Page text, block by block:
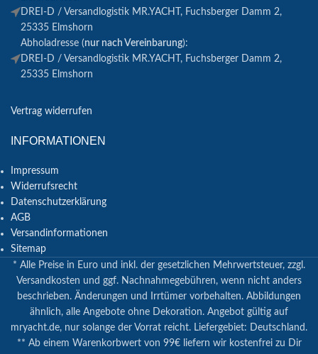
DREI-D / Versandlogistik MR.YACHT, Fuchsberger Damm 2,
25335 Elmshorn
Abholadresse (nur nach Vereinbarung):
DREI-D / Versandlogistik MR.YACHT, Fuchsberger Damm 2,
25335 Elmshorn
Vertrag widerrufen
INFORMATIONEN
Impressum
Widerrufsrecht
Datenschutzerklärung
AGB
Versandinformationen
Sitemap
* Alle Preise in Euro und inkl. der gesetzlichen Mehrwertsteuer, zzgl.
Versandkosten und ggf. Nachnahmegebühren, wenn nicht anders
beschrieben. Änderungen und Irrtümer vorbehalten. Abbildungen
ähnlich, alle Angebote ohne Dekoration. Angebot gültig auf
mryacht.de, nur solange der Vorrat reicht. Liefergebiet: Deutschland.
** Ab einem Warenkorbwert von 99€ liefern wir kostenfrei zu Dir